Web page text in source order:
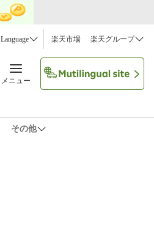
Language 楽天市場 楽天グループ
メニュー
その他